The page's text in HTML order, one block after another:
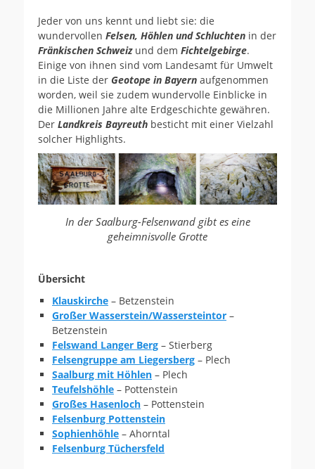
Jeder von uns kennt und liebt sie: die
wundervollen Felsen, Höhlen und Schluchten in der
Fränkischen Schweizund dem Fichtelgebirge.
Einige von ihnen sind vom Landesamt für Umwelt
in die Liste der Geotope in Bayern aufgenommen
worden, weil sie zudem wundervolle Einblicke in
die Millionen Jahre alte Erdgeschichte gewähren.
Der Landkreis Bayreuth besticht mit einer Vielzahl
solcher Highlights.
In der Saalburg-Felsenwand gibt es eine
geheimnisvolle Grotte
Übersicht
Klauskirche – Betzenstein
Großer Wasserstein/Wassersteintor –
Betzenstein
Felswand Langer Berg – Stierberg
Felsengruppe am Liegersberg – Plech
Saalburg mit Höhlen – Plech
Teufelshöhle – Pottenstein
Großes Hasenloch – Pottenstein
Felsenburg Pottenstein
Sophienhöhle – Ahorntal
Felsenburg Tüchersfeld